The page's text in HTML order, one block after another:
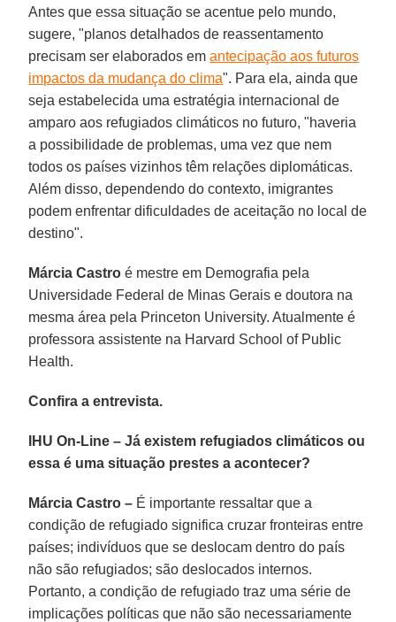
Antes que essa situação se acentue pelo mundo,
sugere, "planos detalhados de reassentamento
precisam ser elaborados emantecipação aos futuros
impactos da mudança do clima". Para ela, ainda que
seja estabelecida uma estratégia internacional de
amparo aos refugiados climáticos no futuro, "haveria
a possibilidade de problemas, uma vez que nem
todos os países vizinhos têm relações diplomáticas.
Além disso, dependendo do contexto, imigrantes
podem enfrentar dificuldades de aceitação no local de
destino".
Márcia Castro é mestre em Demografia pela
Universidade Federal de Minas Gerais e doutora na
mesma área pela Princeton University. Atualmente é
professora assistente na Harvard School of Public
Health.
Confira a entrevista.
IHU On-Line – Já existem refugiados climáticos ou
essa é uma situação prestes a acontecer?
Márcia Castro – É importante ressaltar que a
condição de refugiado significa cruzar fronteiras entre
países; indivíduos que se deslocam dentro do país
não são refugiados; são deslocados internos.
Portanto, a condição de refugiado traz uma série de
implicações políticas que não são necessariamente